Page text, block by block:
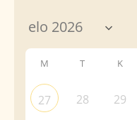
M T K
27 28 29